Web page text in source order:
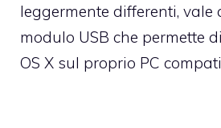
leggermente differenti, vale
modulo USB che permette
OS X sul proprio PC